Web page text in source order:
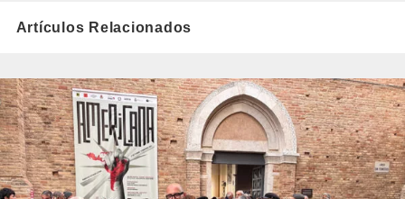
Artículos Relacionados